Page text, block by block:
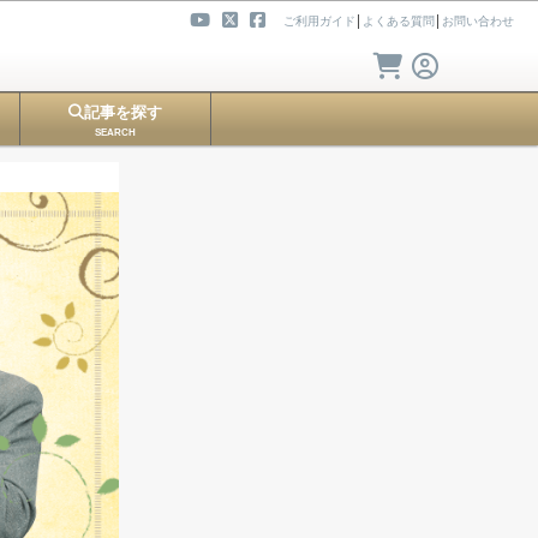
ご利用ガイド よくある質問 お問い合わせ
記事を探す
SEARCH